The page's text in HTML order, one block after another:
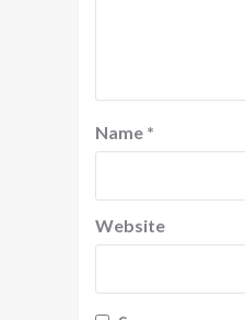
Name *
Website